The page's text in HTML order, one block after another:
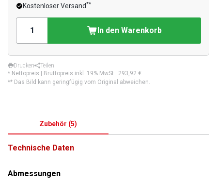
Kostenloser Versand**
In den Warenkorb
Drucken
Teilen
* Nettopreis | Bruttopreis inkl. 19% MwSt.: 293,92 €
** Das Bild kann geringfügig vom Original abweichen.
Zubehör (5)
Technische Daten
Abmessungen